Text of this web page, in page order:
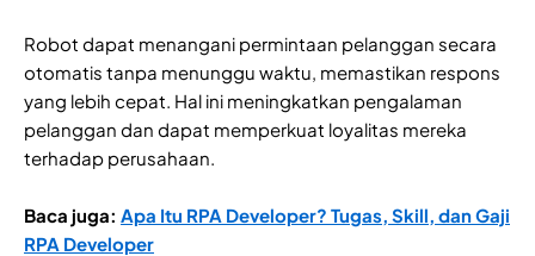
Robot dapat menangani permintaan pelanggan secara
otomatis tanpa menunggu waktu, memastikan respons
yang lebih cepat. Hal ini meningkatkan pengalaman
pelanggan dan dapat memperkuat loyalitas mereka
terhadap perusahaan.
Baca juga: Apa Itu RPA Developer? Tugas, Skill, dan Gaji
RPA Developer